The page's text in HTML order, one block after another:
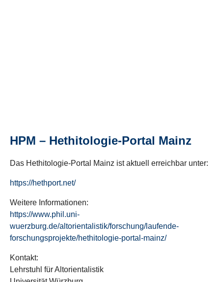
HPM – Hethitologie-Portal Mainz
Das Hethitologie-Portal Mainz ist aktuell erreichbar unter:
https://hethport.net/
Weitere Informationen:
https://www.phil.uni-
wuerzburg.de/altorientalistik/forschung/laufende-
forschungsprojekte/hethitologie-portal-mainz/
Kontakt:
Lehrstuhl für Altorientalistik